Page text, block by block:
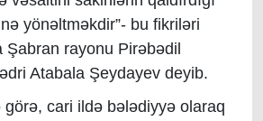
yönəltməkdir”- bu fikriləri
Şabran rayonu Pirəbədil
Atabala Şeydayev deyib.
görə, cari ildə bələdiyyə olaraq